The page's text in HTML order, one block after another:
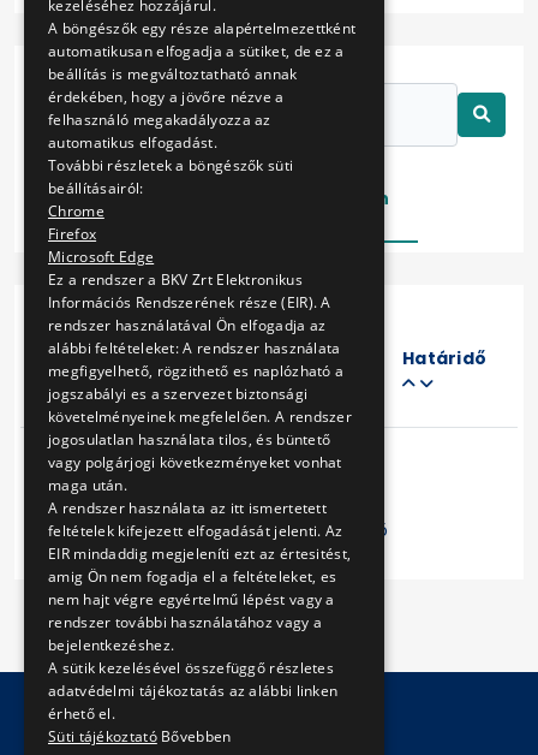
Folyamatban
Cím
Eljárás
száma
Határidő
Előző 1 Következő
kezeléséhez hozzájárul.
A böngészők egy része alapértelmezettként
automatikusan elfogadja a sütiket, de ez a
beállítás is megváltoztatható annak
érdekében, hogy a jövőre nézve a
felhasználó megakadályozza az
automatikus elfogadást.
További részletek a böngészők süti
beállításairól:
Chrome
Firefox
Microsoft Edge
Ez a rendszer a BKV Zrt Elektronikus
Információs Rendszerének része (EIR). A
rendszer használatával Ön elfogadja az
alábbi feltételeket: A rendszer használata
megfigyelhető, rögzithető es naplózható a
jogszabályi es a szervezet biztonsági
követelményeinek megfelelően. A rendszer
jogosulatlan használata tilos, és büntető
vagy polgárjogi következményeket vonhat
maga után.
A rendszer használata az itt ismertetett
feltételek kifejezett elfogadását jelenti. Az
EIR mindaddig megjeleníti ezt az értesitést,
amig Ön nem fogadja el a feltételeket, es
nem hajt végre egyértelmű lépést vagy a
rendszer további használatához vagy a
bejelentkezéshez.
A sütik kezelésével összefüggő részletes
adatvédelmi tájékoztatás az alábbi linken
érhető el.
Süti tájékoztató Bővebben